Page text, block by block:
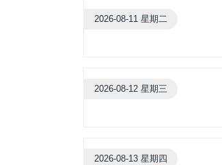
2026-08-11 星期二
2026-08-12 星期三
2026-08-13 星期四